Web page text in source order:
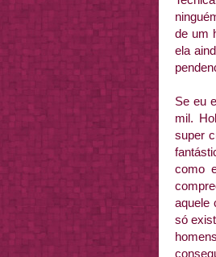
de um
ela
Se eu
mil.
super
como
aquele
só